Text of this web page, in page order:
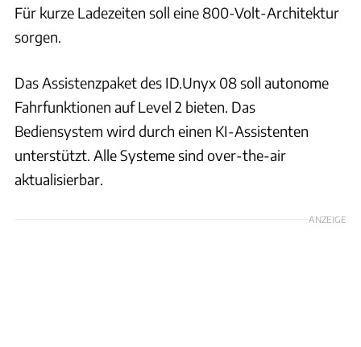
Für kurze Ladezeiten soll eine 800-Volt-Architektur
sorgen.
Das Assistenzpaket des ID.Unyx 08 soll autonome
Fahrfunktionen auf Level 2 bieten. Das
Bediensystem wird durch einen KI-Assistenten
unterstützt. Alle Systeme sind over-the-air
aktualisierbar.
ANZEIGE